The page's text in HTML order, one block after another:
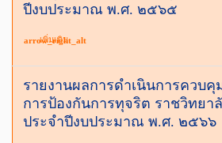
ปีงบประมาณ พ.ศ. ๒๕๖๕
arrow_right_alt
เพิ่มเติม
รายงานผลการดำเนินการควบคุ
การป้องกันการทุจริต ราชวิทย
ประจำปีงบประมาณ พ.ศ. ๒๕๖๖